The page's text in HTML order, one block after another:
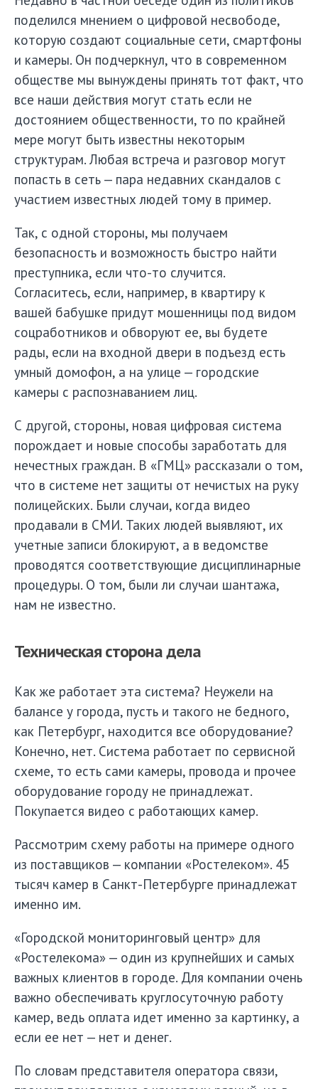
поделился мнением о цифровой несвободе,
которую создают социальные сети, смартфоны
и камеры. Он подчеркнул, что в современном
обществе мы вынуждены принять тот факт, что
все наши действия могут стать если не
достоянием общественности, то по крайней
мере могут быть известны некоторым
структурам. Любая встреча и разговор могут
попасть в сеть — пара недавних скандалов с
участием известных людей тому в пример.
Так, с одной стороны, мы получаем
безопасность и возможность быстро найти
преступника, если что-то случится.
Согласитесь, если, например, в квартиру к
вашей бабушке придут мошенницы под видом
соцработников и обворуют ее, вы будете
рады, если на входной двери в подъезд есть
умный домофон, а на улице — городские
камеры с распознаванием лиц.
С другой, стороны, новая цифровая система
порождает и новые способы заработать для
нечестных граждан. В «ГМЦ» рассказали о том,
что в системе нет защиты от нечистых на руку
полицейских. Были случаи, когда видео
продавали в СМИ. Таких людей выявляют, их
учетные записи блокируют, а в ведомстве
проводятся соответствующие дисциплинарные
процедуры. О том, были ли случаи шантажа,
нам не известно.
Техническая сторона дела
Как же работает эта система? Неужели на
балансе у города, пусть и такого не бедного,
как Петербург, находится все оборудование?
Конечно, нет. Система работает по сервисной
схеме, то есть сами камеры, провода и прочее
оборудование городу не принадлежат.
Покупается видео с работающих камер.
Рассмотрим схему работы на примере одного
из поставщиков — компании «Ростелеком». 45
тысяч камер в Санкт-Петербурге принадлежат
именно им.
«Городской мониторинговый центр» для
«Ростелекома» — один из крупнейших и самых
важных клиентов в городе. Для компании очень
важно обеспечивать круглосуточную работу
камер, ведь оплата идет именно за картинку, а
если ее нет — нет и денег.
По словам представителя оператора связи,